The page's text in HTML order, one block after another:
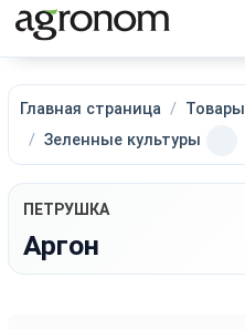
Главная страница Товары
Зеленные культуры
ПЕТРУШКА
Аргон